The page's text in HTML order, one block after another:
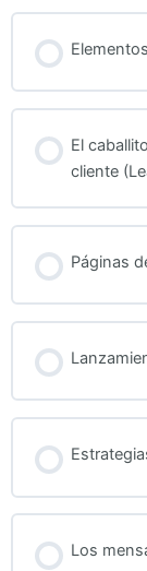
El
cliente
Páginas
Los